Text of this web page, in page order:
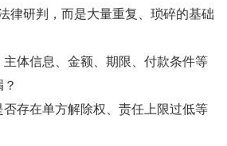
律研判，而是大量重复、琐碎的基础
主体信息、金额、期限、付款条件等
否存在单方解除权、责任上限过低等